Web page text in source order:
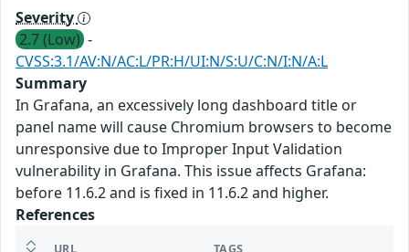
Severity
2.7 (Low) -
CVSS:3.1/AV:N/AC:L/PR:H/UI:N/S:U/C:N/I:N/A:L
Summary
In Grafana, an excessively long dashboard title or
panel name will cause Chromium browsers to become
unresponsive due to Improper Input Validation
vulnerability in Grafana. This issue affects Grafana:
before 11.6.2 and is fixed in 11.6.2 and higher.
References
URL TAGS